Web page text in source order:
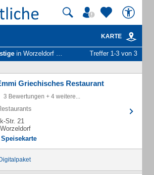
KARTE
in Worzeldorf Stadt Nürnberg Treffer 1-3 von 3
Griechisches Restaurant
3 Bewertungen + 4 weitere...
Str. 21
Speisekarte